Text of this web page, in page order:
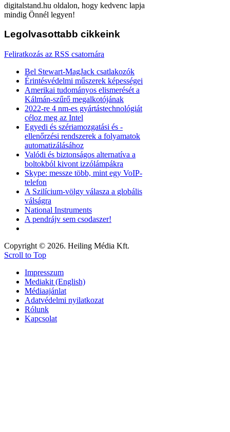
digitalstand.hu oldalon, hogy kedvenc lapja
mindig Önnél legyen!
Legolvasottabb cikkeink
Feliratkozás az RSS csatornára
Bel Stewart-MagJack csatlakozók
Érintésvédelmi műszerek képességei
Amerikai tudományos elismerését a
Kálmán-szűrő megalkotójának
2022-re 4 nm-es gyártástechnológiát
céloz meg az Intel
Egyedi és szériamozgatási és -
ellenőrzési rendszerek a folyamatok
automatizálásához
Valódi és biztonságos alternatíva a
boltokból kivont izzólámpákra
Skype: messze több, mint egy VoIP-
telefon
A Szilícium-völgy válasza a globális
válságra
National Instruments
A pendrájv sem csodaszer!
Copyright © 2026. Heiling Média Kft.
Scroll to Top
Impresszum
Mediakit (English)
Médiaajánlat
Adatvédelmi nyilatkozat
Rólunk
Kapcsolat